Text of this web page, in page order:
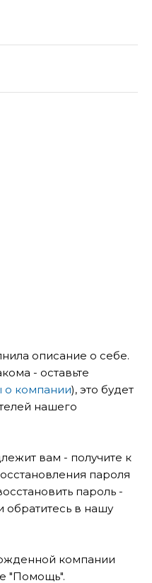
описание о себе.
- оставьте
о компании), это будет
нашего
вам - получите к
пароля
пароль -
обратитесь в нашу
компании
"Помощь".